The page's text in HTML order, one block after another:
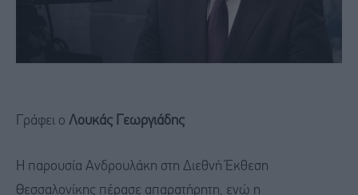
Γράφει ο Λουκάς Γεωργιάδης
Η παρουσία Ανδρουλάκη στη Διεθνή Έκθεση
Θεσσαλονίκης πέρασε απαρατήρητη, ενώ η